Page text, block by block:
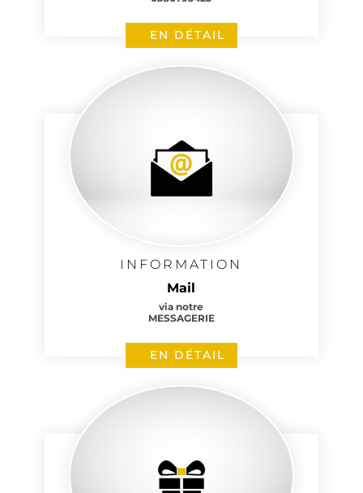
EN DÉTAIL
INFORMATION
Mail
via notre
MESSAGERIE
EN DÉTAIL